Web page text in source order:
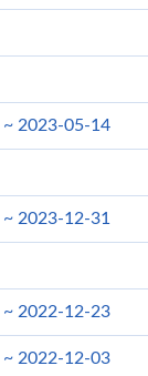
~ 2023-05-14
~ 2023-12-31
~ 2022-12-23
~ 2022-12-03